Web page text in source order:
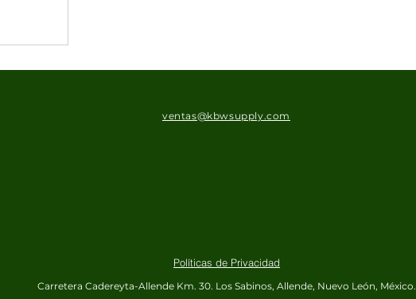
ventas@kbwsupply.com
Políticas de Privacidad
Carretera Cadereyta-Allende Km. 30. Los Sabinos, Allende, Nuevo León, México.